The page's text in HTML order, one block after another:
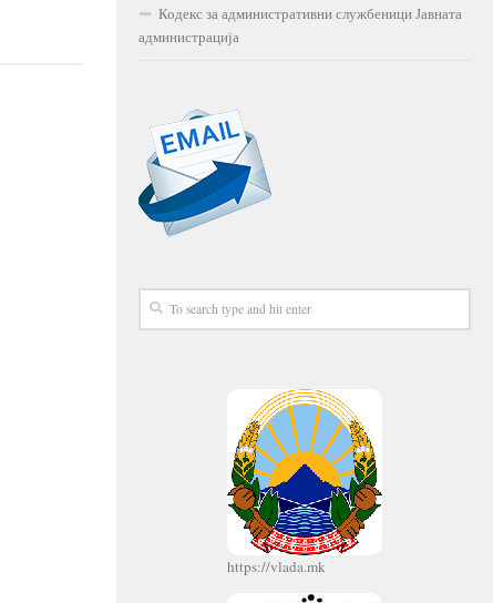
Кодекс за административни службеници Јавната
администрација
https://vlada.mk